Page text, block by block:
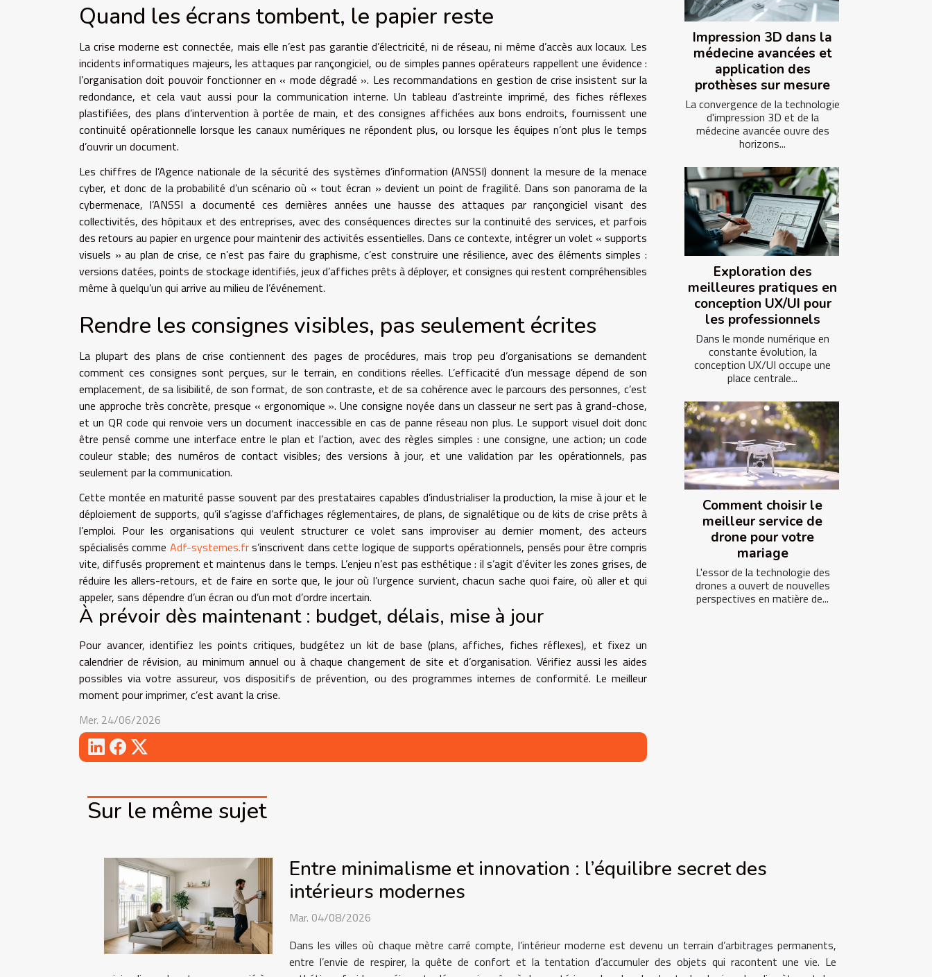
Quand les écrans tombent, le papier reste
La crise moderne est connectée, mais elle n’est pas garantie d’électricité, ni de réseau, ni même d’accès aux locaux. Les
incidents informatiques majeurs, les attaques par rançongiciel, ou de simples pannes opérateurs rappellent une évidence :
l’organisation doit pouvoir fonctionner en « mode dégradé ». Les recommandations en gestion de crise insistent sur la
redondance, et cela vaut aussi pour la communication interne. Un tableau d’astreinte imprimé, des fiches réflexes
plastifiées, des plans d’intervention à portée de main, et des consignes affichées aux bons endroits, fournissent une
continuité opérationnelle lorsque les canaux numériques ne répondent plus, ou lorsque les équipes n’ont plus le temps
d’ouvrir un document.
Les chiffres de l’Agence nationale de la sécurité des systèmes d’information (ANSSI) donnent la mesure de la menace
cyber, et donc de la probabilité d’un scénario où « tout écran » devient un point de fragilité. Dans son panorama de la
cybermenace, l’ANSSI a documenté ces dernières années une hausse des attaques par rançongiciel visant des
collectivités, des hôpitaux et des entreprises, avec des conséquences directes sur la continuité des services, et parfois
des retours au papier en urgence pour maintenir des activités essentielles. Dans ce contexte, intégrer un volet « supports
visuels » au plan de crise, ce n’est pas faire du graphisme, c’est construire une résilience, avec des éléments simples :
versions datées, points de stockage identifiés, jeux d’affiches prêts à déployer, et consignes qui restent compréhensibles
même à quelqu’un qui arrive au milieu de l’événement.
Rendre les consignes visibles, pas seulement écrites
La plupart des plans de crise contiennent des pages de procédures, mais trop peu d’organisations se demandent
comment ces consignes sont perçues, sur le terrain, en conditions réelles. L’efficacité d’un message dépend de son
emplacement, de sa lisibilité, de son format, de son contraste, et de sa cohérence avec le parcours des personnes, c’est
une approche très concrète, presque « ergonomique ». Une consigne noyée dans un classeur ne sert pas à grand-chose,
et un QR code qui renvoie vers un document inaccessible en cas de panne réseau non plus. Le support visuel doit donc
être pensé comme une interface entre le plan et l’action, avec des règles simples : une consigne, une action; un code
couleur stable; des numéros de contact visibles; des versions à jour, et une validation par les opérationnels, pas
seulement par la communication.
Cette montée en maturité passe souvent par des prestataires capables d’industrialiser la production, la mise à jour et le
déploiement de supports, qu’il s’agisse d’affichages réglementaires, de plans, de signalétique ou de kits de crise prêts à
l’emploi. Pour les organisations qui veulent structurer ce volet sans improviser au dernier moment, des acteurs
spécialisés comme Adf-systemes.frs’inscrivent dans cette logique de supports opérationnels, pensés pour être compris
vite, diffusés proprement et maintenus dans le temps. L’enjeu n’est pas esthétique : il s’agit d’éviter les zones grises, de
réduire les allers-retours, et de faire en sorte que, le jour où l’urgence survient, chacun sache quoi faire, où aller et qui
appeler, sans dépendre d’un écran ou d’un mot d’ordre incertain.
À prévoir dès maintenant : budget, délais, mise à jour
Pour avancer, identifiez les points critiques, budgétez un kit de base (plans, affiches, fiches réflexes), et fixez un
calendrier de révision, au minimum annuel ou à chaque changement de site et d’organisation. Vérifiez aussi les aides
possibles via votre assureur, vos dispositifs de prévention, ou des programmes internes de conformité. Le meilleur
moment pour imprimer, c’est avant la crise.
Mer. 24/06/2026
Impression 3D dans la
médecine avancées et
application des
prothèses sur mesure
La convergence de la technologie
d'impression 3D et de la
médecine avancée ouvre des
horizons...
Exploration des
meilleures pratiques en
conception UX/UI pour
les professionnels
Dans le monde numérique en
constante évolution, la
conception UX/UI occupe une
place centrale...
Comment choisir le
meilleur service de
drone pour votre
mariage
L'essor de la technologie des
drones a ouvert de nouvelles
perspectives en matière de...
Sur le même sujet
Entre minimalisme et innovation : l’équilibre secret des
intérieurs modernes
Mar. 04/08/2026
Dans les villes où chaque mètre carré compte, l’intérieur moderne est devenu un terrain d’arbitrages permanents,
entre l’envie de respirer, la quête de confort et la tentation d’accumuler des objets qui racontent une vie. Le